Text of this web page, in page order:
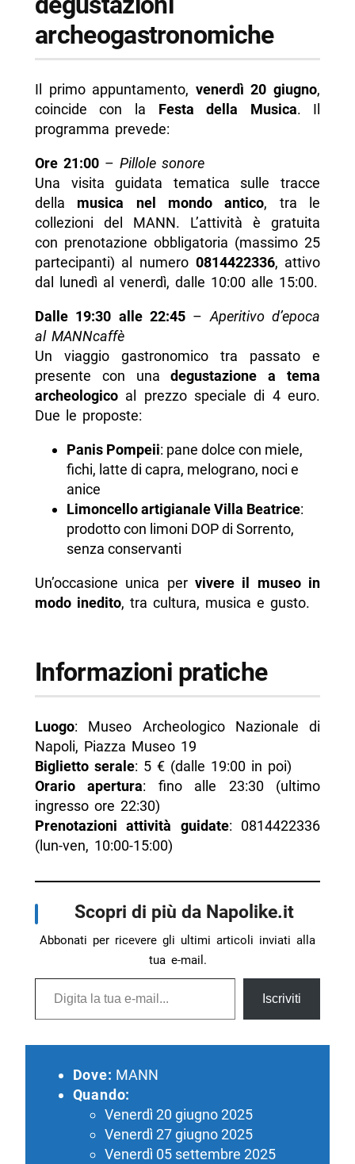
archeogastronomiche
Il primo appuntamento, venerdì 20 giugno,
coincide con la Festa della Musica. Il
programma prevede:
Ore 21:00– Pillole sonore
Una visita guidata tematica sulle tracce
della musica nel mondo antico, tra le
collezioni del MANN. L’attività è gratuita
con prenotazione obbligatoria (massimo 25
partecipanti) al numero 0814422336, attivo
dal lunedì al venerdì, dalle 10:00 alle 15:00.
Dalle 19:30 alle 22:45 – Aperitivo d’epoca
al MANNcaffè
Un viaggio gastronomico tra passato e
presente con unadegustazione a tema
archeologicoal prezzo speciale di 4 euro.
Due le proposte:
Panis Pompeii: pane dolce con miele,
fichi, latte di capra, melograno, noci e
anice
Limoncello artigianale Villa Beatrice:
prodotto con limoni DOP di Sorrento,
senza conservanti
Un’occasione unica per vivere il museo in
modo inedito, tra cultura, musica e gusto.
Informazioni pratiche
Luogo: Museo Archeologico Nazionale di
Napoli, Piazza Museo 19
Biglietto serale: 5 € (dalle 19:00 in poi)
Orario apertura: fino alle 23:30 (ultimo
ingresso ore 22:30)
Prenotazioni attività guidate: 0814422336
(lun-ven, 10:00-15:00)
Scopri di più da Napolike.it
Abbonati per ricevere gli ultimi articoli inviati alla
tua e-mail.
Digita la tua e-mail...
Iscriviti
Dove: MANN
Quando:
Venerdì 20 giugno 2025
Venerdì 27 giugno 2025
Venerdì 05 settembre 2025